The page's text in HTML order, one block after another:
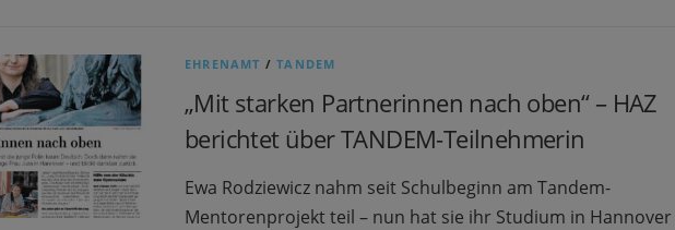
EHRENAMT /TANDEM
„Mit starken Partnerinnen nach oben“ – HAZ
berichtet über TANDEM-Teilnehmerin
Ewa Rodziewicz nahm seit Schulbeginn am Tandem-
Mentorenprojekt teil – nun hat sie ihr Studium in Hannover